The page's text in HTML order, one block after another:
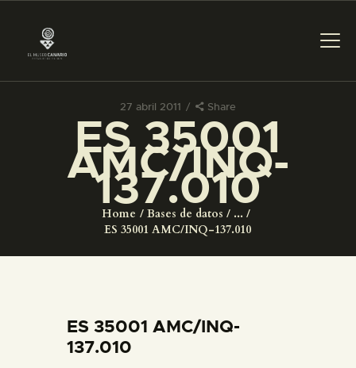
27 abril 2011 Share
ES 35001
AMC/INQ-
137.010
Home Bases de datos
...
ES 35001 AMC/INQ-137.010
PREPARAR LA VISITA
ACTIVIDADES
COLECCIONES
ES 35001 AMC/INQ-
137.010